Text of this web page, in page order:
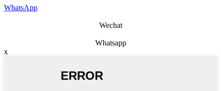
WhatsApp
Wechat
Whatsapp
x